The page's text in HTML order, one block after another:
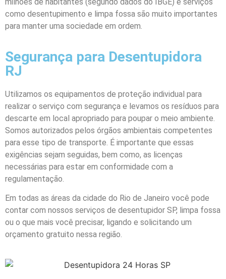
como desentupimento e limpa fossa são muito importantes
para manter uma sociedade em ordem.
Segurança para Desentupidora
RJ
Utilizamos os equipamentos de proteção individual para
realizar o serviço com segurança e levamos os resíduos para
descarte em local apropriado para poupar o meio ambiente.
Somos autorizados pelos órgãos ambientais competentes
para esse tipo de transporte. É importante que essas
exigências sejam seguidas, bem como, as licenças
necessárias para estar em conformidade com a
regulamentação.
Em todas as áreas da cidade do Rio de Janeiro você pode
contar com nossos serviços de desentupidor SP, limpa fossa
ou o que mais você precisar, ligando e solicitando um
orçamento gratuito nessa região.